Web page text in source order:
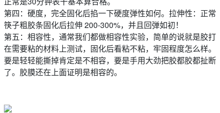
第四：硬度，完全固化后掐一下硬度弹性如何。拉伸性：正常
筷子粗胶条固化后拉伸 200-300%，并且回弹如初！
第五：相容性，通常我们都做相容性实验，简单的说就是胶打
在需要粘的材料上测试，固化后看粘不粘，牢固程度怎么样。
要是轻轻能撕掉肯定是不相容，要是手用大劲把胶都胶都扯断
了。胶膜还在上面证明是相容的。